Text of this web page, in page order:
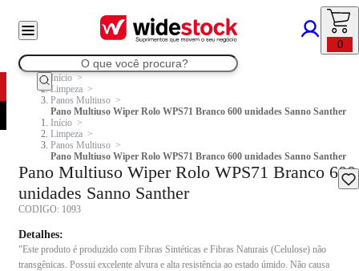
0
Início
Limpeza
Panos Multiuso
Pano Multiuso Wiper Rolo WPS71 Branco 600 unidades Sanno Santher
Início
Limpeza
Panos Multiuso
Pano Multiuso Wiper Rolo WPS71 Branco 600 unidades Sanno Santher
Pano Multiuso Wiper Rolo WPS71 Branco 600
unidades Sanno Santher
CODIGO: 1093
Detalhes:
"Este produto é produzido com Fibras Sintéticas e Fibras Naturais (Celulose) não
transgênicas. Possui excelente alvura e alta resistência ao estado úmido. Não causa